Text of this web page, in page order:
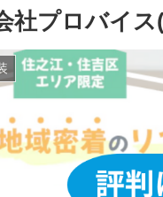
社プロバイス